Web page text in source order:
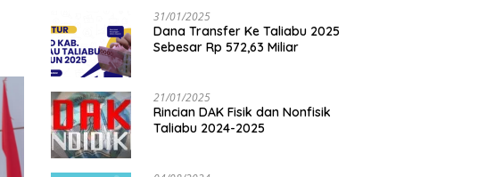
31/01/2025
Dana Transfer Ke Taliabu 2025
Sebesar Rp 572,63 Miliar
21/01/2025
Rincian DAK Fisik dan Nonfisik
Taliabu 2024-2025